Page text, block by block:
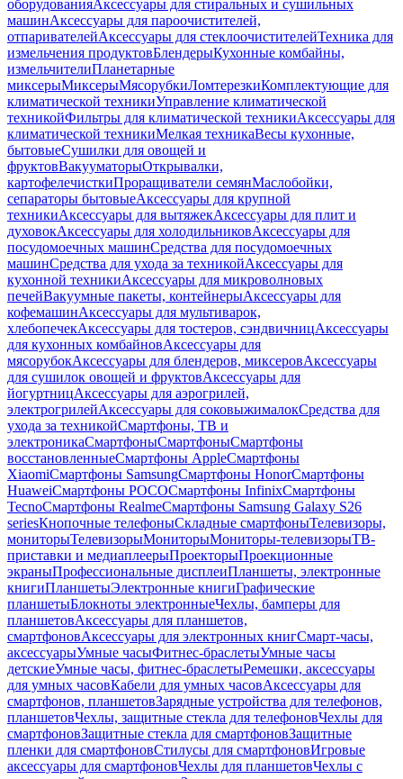
оборудованияАксессуары для стиральных и сушильных
машинАксессуары для пароочистителей,
отпаривателейАксессуары для стеклоочистителейТехника для
измельчения продуктовБлендерыКухонные комбайны,
измельчителиПланетарные
миксерыМиксерыМясорубкиЛомтерезкиКомплектующие для
климатической техникиУправление климатической
техникойФильтры для климатической техникиАксессуары для
климатической техникиМелкая техникаВесы кухонные,
бытовыеСушилки для овощей и
фруктовВакууматорыОткрывалки,
картофелечисткиПроращиватели семянМаслобойки,
сепараторы бытовыеАксессуары для крупной
техникиАксессуары для вытяжекАксессуары для плит и
духовокАксессуары для холодильниковАксессуары для
посудомоечных машинСредства для посудомоечных
машинСредства для ухода за техникойАксессуары для
кухонной техникиАксессуары для микроволновых
печейВакуумные пакеты, контейнерыАксессуары для
кофемашинАксессуары для мультиварок,
хлебопечекАксессуары для тостеров, сэндвичницАксессуары
для кухонных комбайновАксессуары для
мясорубокАксессуары для блендеров, миксеровАксессуары
для сушилок овощей и фруктовАксессуары для
йогуртницАксессуары для аэрогрилей,
электрогрилейАксессуары для соковыжималокСредства для
ухода за техникойСмартфоны, ТВ и
электроникаСмартфоныСмартфоныСмартфоны
восстановленныеСмартфоны AppleСмартфоны
XiaomiСмартфоны SamsungСмартфоны HonorСмартфоны
HuaweiСмартфоны POCOСмартфоны InfinixСмартфоны
TecnoСмартфоны RealmeСмартфоны Samsung Galaxy S26
seriesКнопочные телефоныСкладные смартфоныТелевизоры,
мониторыТелевизорыМониторыМониторы-телевизорыТВ-
приставки и медиаплеерыПроекторыПроекционные
экраныПрофессиональные дисплеиПланшеты, электронные
книгиПланшетыЭлектронные книгиГрафические
планшетыБлокноты электронныеЧехлы, бамперы для
планшетовАксессуары для планшетов,
смартфоновАксессуары для электронных книгСмарт-часы,
аксессуарыУмные часыФитнес-браслетыУмные часы
детскиеУмные часы, фитнес-браслетыРемешки, аксессуары
для умных часовКабели для умных часовАксессуары для
смартфонов, планшетовЗарядные устройства для телефонов,
планшетовЧехлы, защитные стекла для телефоновЧехлы для
смартфоновЗащитные стекла для смартфоновЗащитные
пленки для смартфоновСтилусы для смартфоновИгровые
аксессуары для смартфоновЧехлы для планшетовЧехлы с